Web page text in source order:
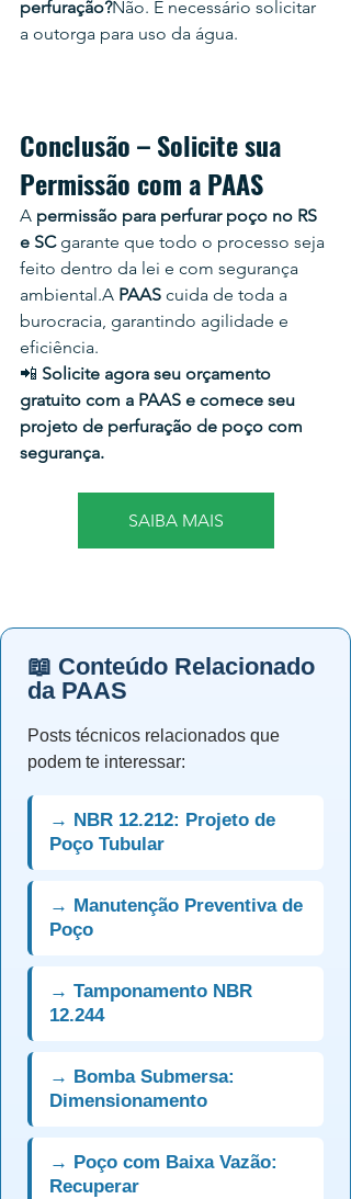
perfuração?Não. É necessário solicitar
a outorga para uso da água.
Conclusão – Solicite sua
Permissão com a PAAS
A permissão para perfurar poço no RS
e SC garante que todo o processo seja
feito dentro da lei e com segurança
ambiental.A PAAS cuida de toda a
burocracia, garantindo agilidade e
eficiência.
📲 Solicite agora seu orçamento
gratuito com a PAAS e comece seu
projeto de perfuração de poço com
segurança.
SAIBA MAIS
📖 Conteúdo Relacionado
da PAAS
Posts técnicos relacionados que
podem te interessar:
→ NBR 12.212: Projeto de
Poço Tubular
→ Manutenção Preventiva de
Poço
→ Tamponamento NBR
12.244
→ Bomba Submersa:
Dimensionamento
→ Poço com Baixa Vazão:
Recuperar